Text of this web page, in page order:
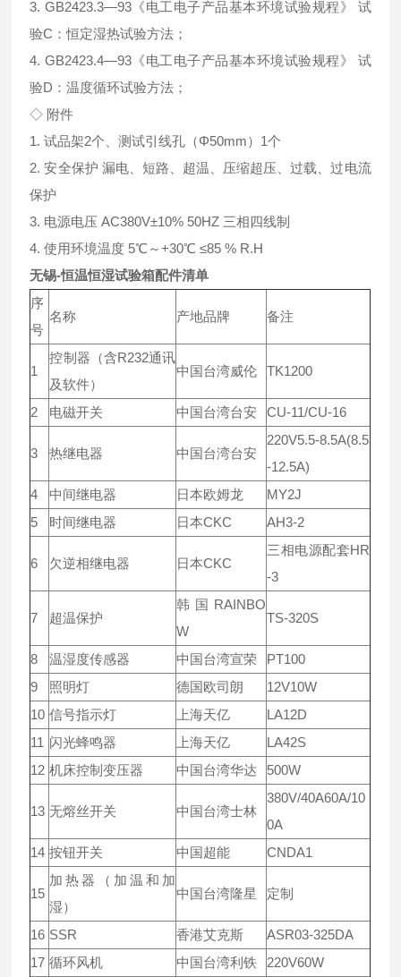
3. GB2423.3—93《电工电子产品基本环境试验规程》 试
验C：恒定湿热试验方法；
4. GB2423.4—93《电工电子产品基本环境试验规程》 试
验D：温度循环试验方法；
◇ 附件
1. 试品架2个、测试引线孔（Φ50mm）1个
2. 安全保护 漏电、短路、超温、压缩超压、过载、过电流
保护
3. 电源电压 AC380V±10% 50HZ 三相四线制
4. 使用环境温度 5℃～+30℃ ≤85 % R.H
无锡-恒温恒湿试验箱配件清单
序
号
名称 产地品牌 备注
1
控制器（含R232通讯
及软件）
中国台湾威伦 TK1200
2 电磁开关 中国台湾台安 CU-11/CU-16
3 热继电器 中国台湾台安
220V5.5-8.5A(8.5
-12.5A)
4
中间继电器 日本欧姆龙
MY2J
5
时间继电器 日本CKC AH3-2
6 欠逆相继电器 日本CKC
三相电源配套HR
-3
7 超温保护
韩国RAINBO
W
TS-320S
8 温湿度传感器 中国台湾宣荣
PT100
9
照明灯 德国欧司朗
12V10W
10 信号指示灯 上海天亿
LA12D
11 闪光蜂鸣器 上海天亿
LA42S
12 机床控制变压器 中国台湾华达 500W
13 无熔丝开关 中国台湾士林
380V/40A60A/10
0A
14 按钮开关 中国超能 CNDA1
15
加热器（加温和加
湿）
中国台湾隆星 定制
16 SSR 香港艾克斯
ASR03-325DA
17 循环风机 中国台湾利铁
220V60W